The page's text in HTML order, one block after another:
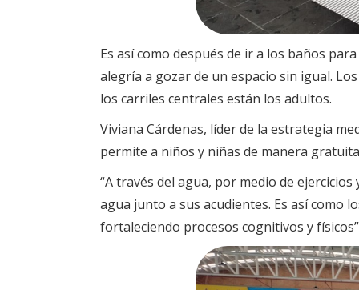
Es así como después de ir a los baños
alegría a gozar de un espacio sin igual.
los carriles centrales están los adultos.
Viviana Cárdenas, líder de la estrategia
permite a niños y niñas de manera
“A través del agua, por medio de
agua junto a sus acudientes. Es así como
fortaleciendo procesos cognitivos y